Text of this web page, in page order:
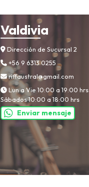
Valdivia
Dirección de Sucursal 2
+56 9 6313 0255
riffaustral@gmail.com
Lun a Vie 10:00 a 19:00 hrs
Sábados 10:00 a 18:00 hrs
Enviar mensaje